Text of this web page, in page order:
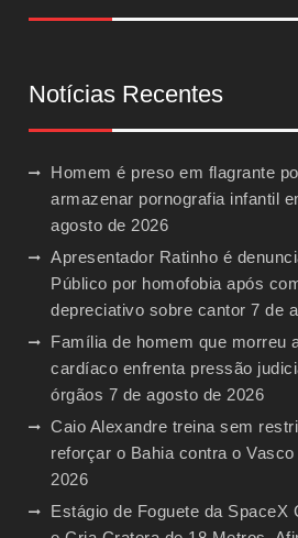
Notícias Recentes
Homem é preso em flagrante
armazenar pornografia infantil
agosto de 2026
Apresentador Ratinho é
Público por homofobia após
depreciativo sobre cantor 7 de
Família de homem que morreu
cardíaco enfrenta pressão
órgãos 7 de agosto de 2026
Caio Alexandre treina sem
reforçar o Bahia contra o Vasco
2026
Estágio de Foguete da SpaceX